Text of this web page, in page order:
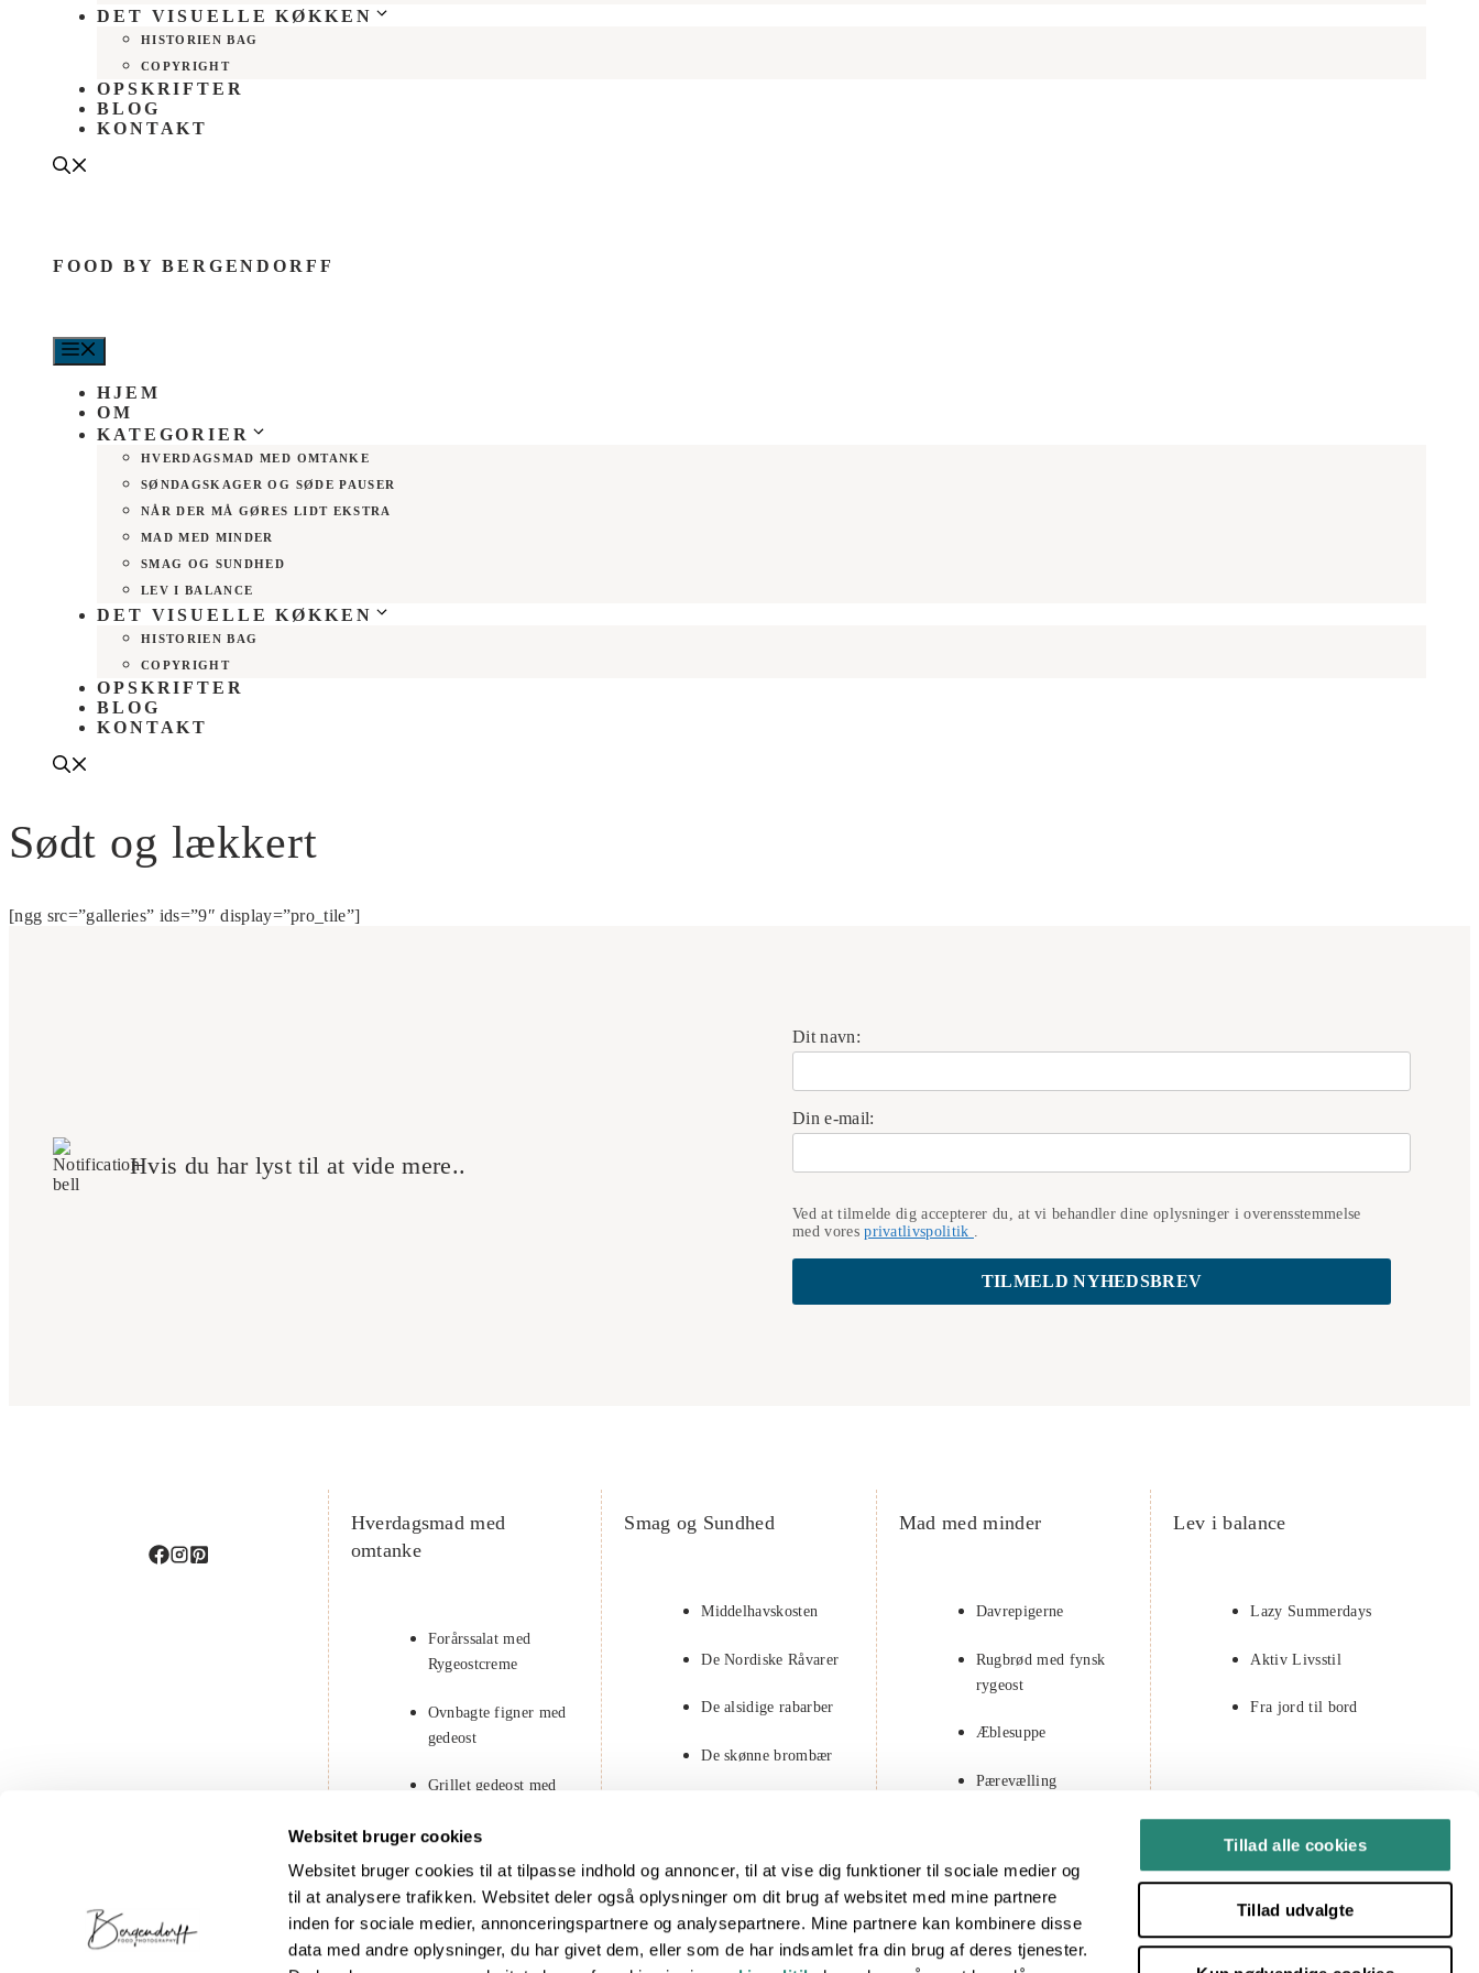
Websitet bruger cookies
Websitet bruger cookies til at tilpasse indhold og annoncer, til at vise dig funktioner til sociale medier og
til at analysere trafikken. Websitet deler også oplysninger om dit brug af websitet med mine partnere
inden for sociale medier, annonceringspartnere og analysepartnere. Mine partnere kan kombinere disse
data med andre oplysninger, du har givet dem, eller som de har indsamlet fra din brug af deres tjenester.
Tillad alle cookies
Tillad udvalgte
DET VISUELLE KØKKEN
HISTORIEN BAG
COPYRIGHT
OPSKRIFTER
BLOG
KONTAKT
FOOD BY BERGENDORFF
HJEM
OM
KATEGORIER
HVERDAGSMAD MED OMTANKE
SØNDAGSKAGER OG SØDE PAUSER
NÅR DER MÅ GØRES LIDT EKSTRA
MAD MED MINDER
SMAG OG SUNDHED
LEV I BALANCE
DET VISUELLE KØKKEN
HISTORIEN BAG
COPYRIGHT
OPSKRIFTER
BLOG
KONTAKT
Sødt og lækkert
[ngg src=”galleries” ids=”9″ display=”pro_tile”]
Hvis du har lyst til at vide mere..
Dit navn:
Din e-mail:
Ved at tilmelde dig accepterer du, at vi behandler dine oplysninger i overensstemmelse
med voresprivatlivspolitik
Hverdagsmad med
omtanke
Forårssalat med
Rygeostcreme
Ovnbagte figner med
gedeost
Grillet gedeost med
Rissalat med ristede
kikærter
Smag og Sundhed
Middelhavskosten
De Nordiske Råvarer
De alsidige rabarber
De skønne brombær
Mad med minder
Davrepigerne
Rugbrød med fynsk
rygeost
Æblesuppe
Pærevælling
Lev i balance
Lazy Summerdays
Aktiv Livsstil
Fra jord til bord